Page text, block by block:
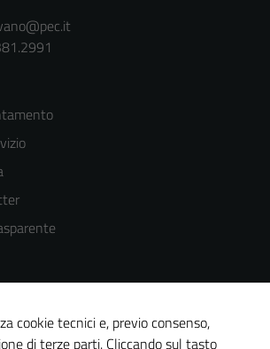
cookie tecnici e, previo consenso,
di terze parti. Cliccando sul tasto